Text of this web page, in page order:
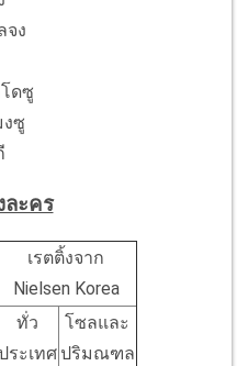
จง
ดซู
ซู
ละคร
เรตติ้งจาก
Nielsen Korea
ทั่ว
ระเทศ
โซลและ
ปริมณฑล